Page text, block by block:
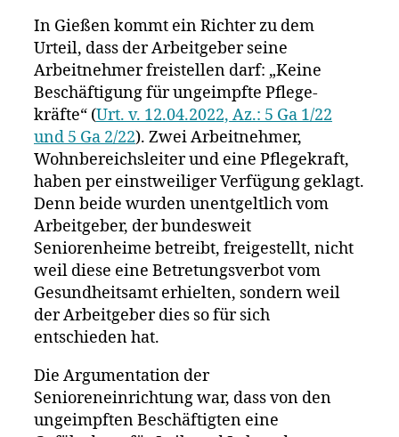
In Gießen kommt ein Richter zu dem
Urteil, dass der Arbeitgeber seine
Arbeitnehmer freistellen darf: „Keine
Beschäf­ti­gung für ungeimpfte Pfle­ge­
kräfte“ (Urt. v. 12.04.2022, Az.: 5 Ga 1/22
und 5 Ga 2/22). Zwei Arbeitnehmer,
Wohnbereichsleiter und eine Pflegekraft,
haben per einstweiliger Verfügung geklagt.
Denn beide wurden unentgeltlich vom
Arbeitgeber, der bundesweit
Seniorenheime betreibt, freigestellt, nicht
weil diese eine Betretungsverbot vom
Gesundheitsamt erhielten, sondern weil
der Arbeitgeber dies so für sich
entschieden hat.
Die Argumentation der
Senioreneinrichtung war, dass von den
ungeimpften Beschäftigten eine